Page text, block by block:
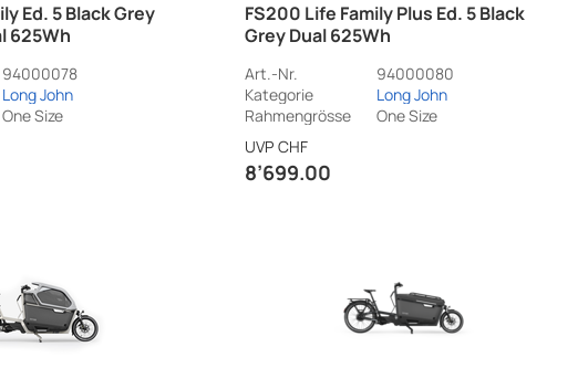
Ed. 5 Black Grey
625Wh
94000078
Long John
One Size
FS200 Life Family Plus Ed. 5 Black
Grey Dual 625Wh
Art.-Nr.
94000080
Kategorie
Long John
Rahmengrösse
One Size
UVP CHF
8’699.00